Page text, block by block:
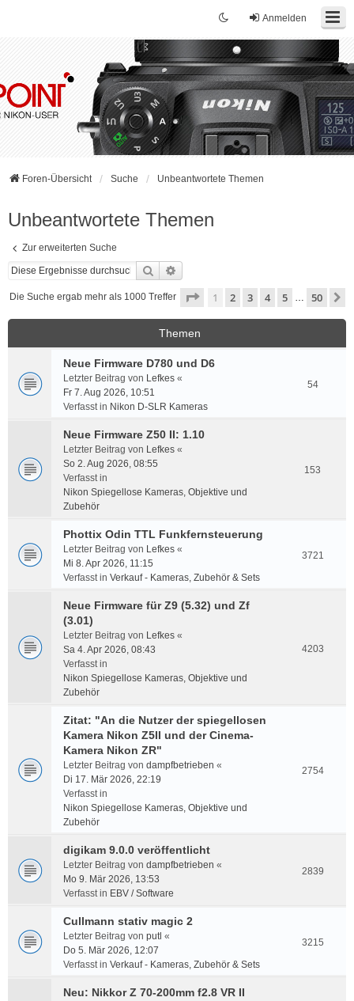
Anmelden
Foren-Übersicht Suche Unbeantwortete Themen
Unbeantwortete Themen
Zur erweiterten Suche
Suche
Die Suche ergab mehr als 1000 Treffer Seite 1von 50
1 2 3 4 5 … 50
Themen
Neue Firmware D780 und D6
Letzter Beitrag von Lefkes «
Fr 7. Aug 2026, 10:51
Verfasst in Nikon D-SLR Kameras
54
Neue Firmware Z50 II: 1.10
Letzter Beitrag von Lefkes «
So 2. Aug 2026, 08:55
Verfasst in
Nikon Spiegellose Kameras, Objektive und
Zubehör
153
Phottix Odin TTL Funkfernsteuerung
Letzter Beitrag von Lefkes «
Mi 8. Apr 2026, 11:15
Verfasst in Verkauf - Kameras, Zubehör & Sets
3721
Neue Firmware für Z9 (5.32) und Zf
(3.01)
Letzter Beitrag von Lefkes «
Sa 4. Apr 2026, 08:43
Verfasst in
Nikon Spiegellose Kameras, Objektive und
Zubehör
4203
Zitat: "An die Nutzer der spiegellosen
Kamera Nikon Z5II und der Cinema-
Kamera Nikon ZR"
Letzter Beitrag von dampfbetrieben «
Di 17. Mär 2026, 22:19
Verfasst in
Nikon Spiegellose Kameras, Objektive und
Zubehör
2754
digikam 9.0.0 veröffentlicht
Letzter Beitrag von dampfbetrieben «
Mo 9. Mär 2026, 13:53
Verfasst in EBV / Software
2839
Cullmann stativ magic 2
Letzter Beitrag von putl «
Do 5. Mär 2026, 12:07
Verfasst in Verkauf - Kameras, Zubehör & Sets
3215
Neu: Nikkor Z 70-200mm f2.8 VR II